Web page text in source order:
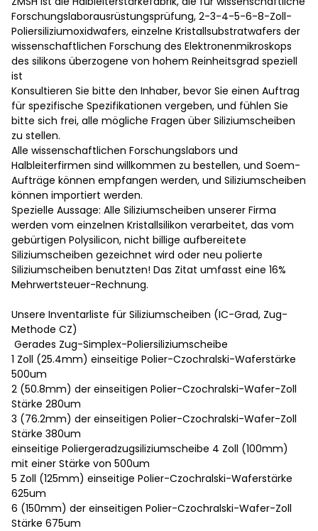
Forschungslaborausrüstungsprüfung, 2-3-4-5-6-8-Zoll-
Poliersiliziumoxidwafers, einzelne Kristallsubstratwafers der
wissenschaftlichen Forschung des Elektronenmikroskops
des silikons überzogene von hohem Reinheitsgrad speziell
ist
Konsultieren Sie bitte den Inhaber, bevor Sie einen Auftrag
für spezifische Spezifikationen vergeben, und fühlen Sie
bitte sich frei, alle mögliche Fragen über Siliziumscheiben
zu stellen.
Alle wissenschaftlichen Forschungslabors und
Halbleiterfirmen sind willkommen zu bestellen, und Soem-
Aufträge können empfangen werden, und Siliziumscheiben
können importiert werden.
Spezielle Aussage: Alle Siliziumscheiben unserer Firma
werden vom einzelnen Kristallsilikon verarbeitet, das vom
gebürtigen Polysilicon, nicht billige aufbereitete
Siliziumscheiben gezeichnet wird oder neu polierte
Siliziumscheiben benutzten! Das Zitat umfasst eine 16%
Mehrwertsteuer-Rechnung.
Unsere Inventarliste für Siliziumscheiben (IC-Grad, Zug-
Methode CZ)
Gerades Zug-Simplex-Poliersiliziumscheibe
1 Zoll (25.4mm) einseitige Polier-Czochralski-Waferstärke
500um
2 (50.8mm) der einseitigen Polier-Czochralski-Wafer-Zoll
Stärke 280um
3 (76.2mm) der einseitigen Polier-Czochralski-Wafer-Zoll
Stärke 380um
einseitige Poliergeradzugsiliziumscheibe 4 Zoll (100mm)
mit einer Stärke von 500um
5 Zoll (125mm) einseitige Polier-Czochralski-Waferstärke
625um
6 (150mm) der einseitigen Polier-Czochralski-Wafer-Zoll
Stärke 675um